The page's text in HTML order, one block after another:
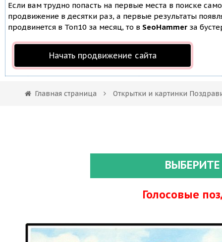
Если вам трудно попасть на первые места в поиске
продвижение в десятки раз, а первые результаты
продвинется в Топ10 за месяц, то в SeoHammer за
Начать продвижение сайта
Главная страница Открытки и картинки
Голосовые